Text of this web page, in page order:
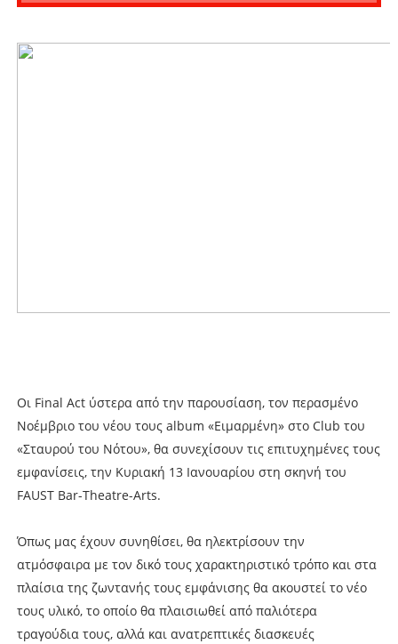
Οι Final Act ύστερα από την παρουσίαση, τον περασμένο
Νοέμβριο του νέου τους album «Ειμαρμένη» στο Club του
«Σταυρού του Νότου», θα συνεχίσουν τις επιτυχημένες τους
εμφανίσεις, την Κυριακή 13 Ιανουαρίου στη σκηνή του
FAUST Bar-Theatre-Arts.
Όπως μας έχουν συνηθίσει, θα ηλεκτρίσουν την
ατμόσφαιρα με τον δικό τους χαρακτηριστικό τρόπο και στα
πλαίσια της ζωντανής τους εμφάνισης θα ακουστεί το νέο
τους υλικό, το οποίο θα πλαισιωθεί από παλιότερα
τραγούδια τους, αλλά και ανατρεπτικές διασκευές